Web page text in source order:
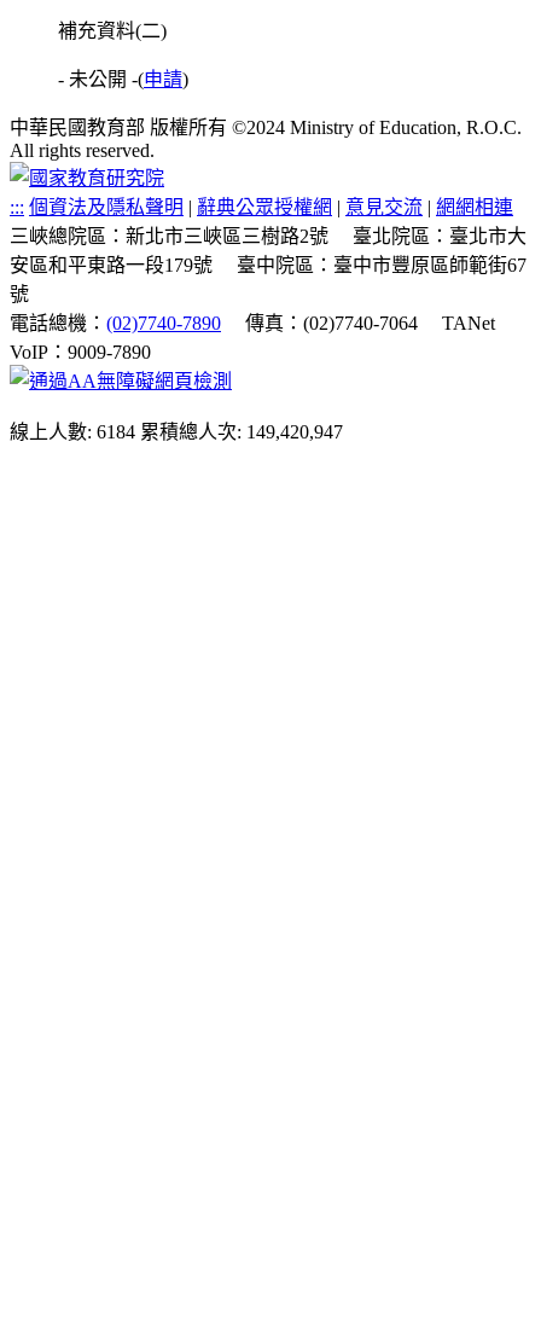
補充資料(二)
- 未公開 -(申請)
中華民國教育部 版權所有 ©2024 Ministry of Education, R.O.C.
All rights reserved.
::: 個資法及隱私聲明 | 辭典公眾授權網 | 意見交流 | 網網相連
三峽總院區：新北市三峽區三樹路2號
臺北院區：臺北市大
安區和平東路一段179號
臺中院區：臺中市豐原區師範街67
號
電話總機： (02)7740-7890 傳真：(02)7740-7064
TANet
VoIP：9009-7890
線上人數: 6184 累積總人次: 149,420,947